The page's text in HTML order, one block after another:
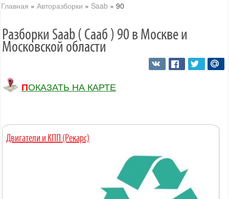
Главная » Авторазборки » Saab » 90
Разборки Saab ( Сааб ) 90 в Москве и
Московской области
ПОКАЗАТЬ НА КАРТЕ
Двигатели и КПП (Рекарс)